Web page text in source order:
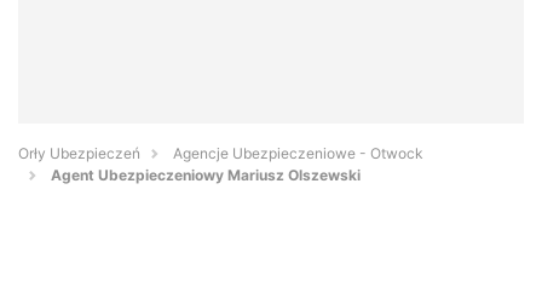
Orły Ubezpieczeń
Agencje Ubezpieczeniowe - Otwock
Agent Ubezpieczeniowy Mariusz Olszewski